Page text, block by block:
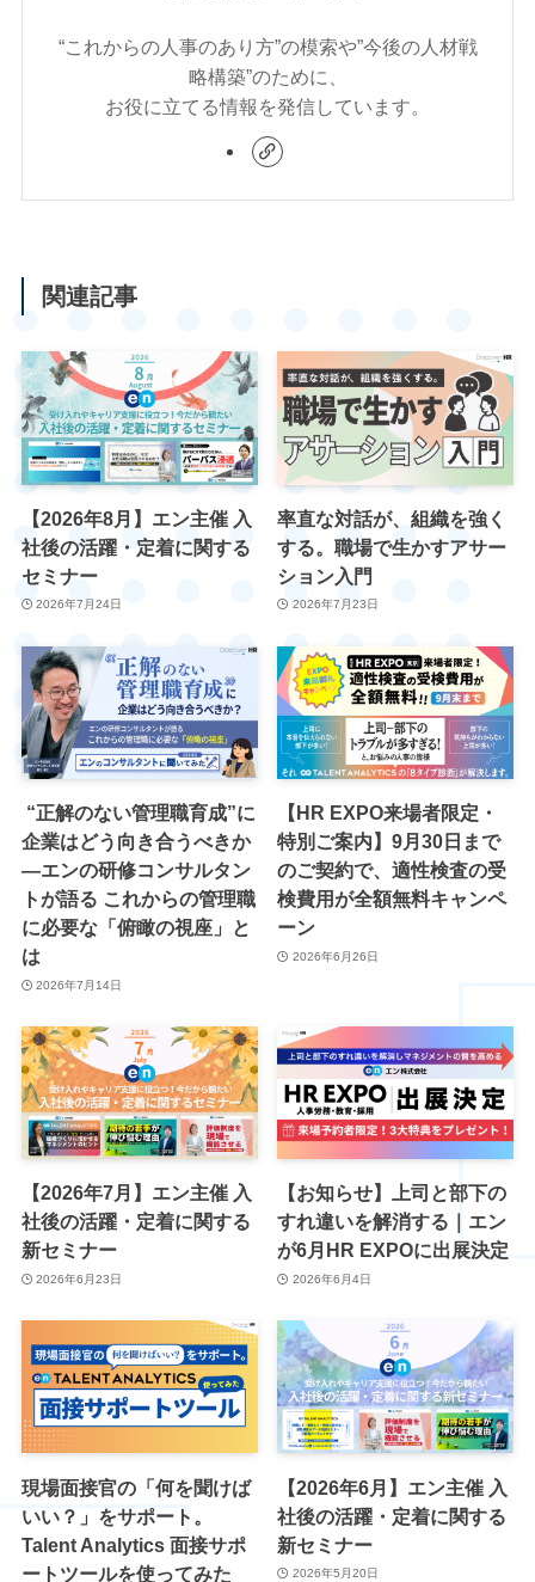
“これからの人事のあり方”の模索や”今後の人材戦
略構築”のために、
お役に立てる情報を発信しています。
関連記事
【2026年8月】エン主催 入
社後の活躍・定着に関する
セミナー
2026年7月24日
率直な対話が、組織を強く
する。職場で生かすアサー
ション入門
2026年7月23日
“正解のない管理職育成”に
企業はどう向き合うべきか
―エンの研修コンサルタン
トが語る これからの管理職
に必要な「俯瞰の視座」と
は
2026年7月14日
【HR EXPO来場者限定・
特別ご案内】9月30日まで
のご契約で、適性検査の受
検費用が全額無料キャンペ
ーン
2026年6月26日
【2026年7月】エン主催 入
社後の活躍・定着に関する
新セミナー
2026年6月23日
【お知らせ】上司と部下の
すれ違いを解消する｜エン
が6月HR EXPOに出展決定
2026年6月4日
現場面接官の「何を聞けば
いい？」をサポート。
Talent Analytics 面接サポ
ートツールを使ってみた
【2026年6月】エン主催 入
社後の活躍・定着に関する
新セミナー
2026年5月20日